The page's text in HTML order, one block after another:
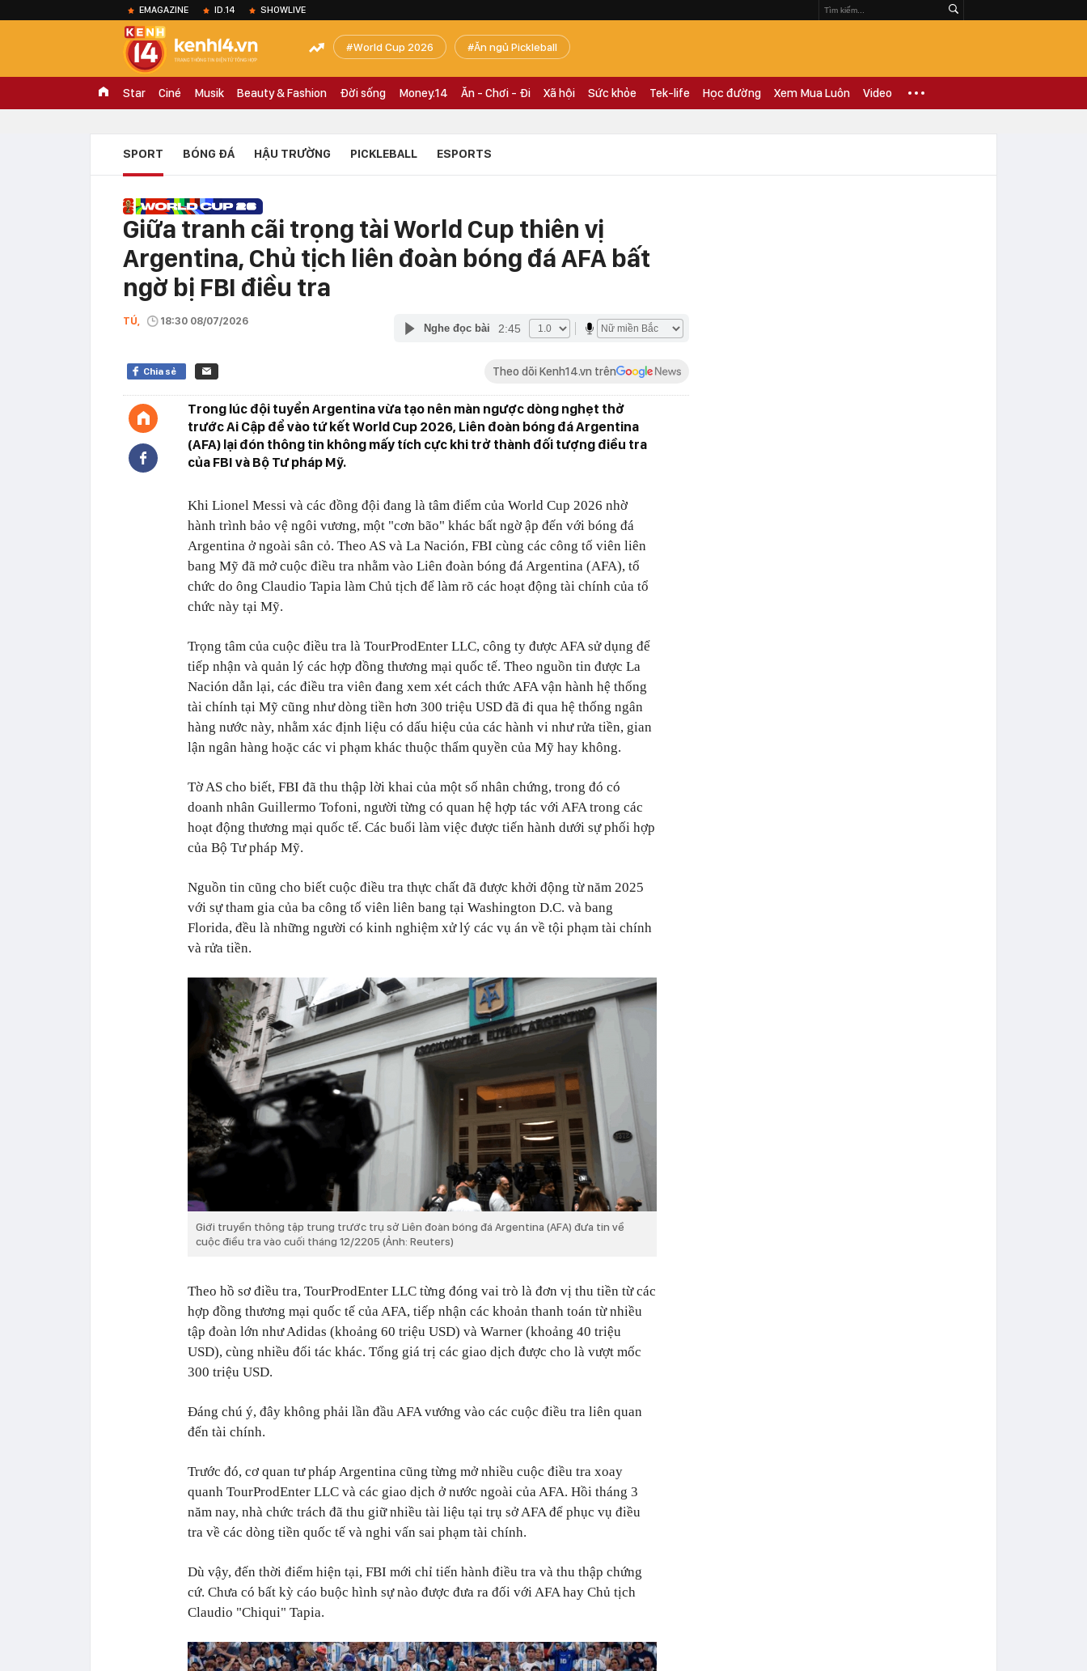
EMAGAZINE ID.14 SHOWLIVE
World Cup 2026 Ăn ngủ Pickleball
Star Ciné Musik Beauty & Fashion Đời sống Money.14 Ăn - Chơi - Đi Xã hội Sức khỏe Tek-life Học đường Xem Mua Luôn Video
SPORT BÓNG ĐÁ HẬU TRƯỜNG PICKLEBALL ESPORTS
Giữa tranh cãi trọng tài World Cup thiên vị
Argentina, Chủ tịch liên đoàn bóng đá AFA bất
ngờ bị FBI điều tra
TÚ, 18:30 08/07/2026
Nghe đọc bài 2:45
Chia sẻ Theo dõi Kenh14.vn trên
Trong lúc đội tuyển Argentina vừa tạo nên màn ngược dòng nghẹt thở
trước Ai Cập để vào tứ kết World Cup 2026, Liên đoàn bóng đá Argentina
(AFA) lại đón thông tin không mấy tích cực khi trở thành đối tượng điều tra
của FBI và Bộ Tư pháp Mỹ.
Khi Lionel Messi và các đồng đội đang là tâm điểm của World Cup 2026 nhờ
hành trình bảo vệ ngôi vương, một "cơn bão" khác bất ngờ ập đến với bóng đá
Argentina ở ngoài sân cỏ. Theo AS và La Nación, FBI cùng các công tố viên liên
bang Mỹ đã mở cuộc điều tra nhằm vào Liên đoàn bóng đá Argentina (AFA), tổ
chức do ông Claudio Tapia làm Chủ tịch để làm rõ các hoạt động tài chính của tổ
chức này tại Mỹ.
Trọng tâm của cuộc điều tra là TourProdEnter LLC, công ty được AFA sử dụng để
tiếp nhận và quản lý các hợp đồng thương mại quốc tế. Theo nguồn tin được La
Nación dẫn lại, các điều tra viên đang xem xét cách thức AFA vận hành hệ thống
tài chính tại Mỹ cũng như dòng tiền hơn 300 triệu USD đã đi qua hệ thống ngân
hàng nước này, nhằm xác định liệu có dấu hiệu của các hành vi như rửa tiền, gian
lận ngân hàng hoặc các vi phạm khác thuộc thẩm quyền của Mỹ hay không.
Tờ AS cho biết, FBI đã thu thập lời khai của một số nhân chứng, trong đó có
doanh nhân Guillermo Tofoni, người từng có quan hệ hợp tác với AFA trong các
hoạt động thương mại quốc tế. Các buổi làm việc được tiến hành dưới sự phối hợp
của Bộ Tư pháp Mỹ.
Nguồn tin cũng cho biết cuộc điều tra thực chất đã được khởi động từ năm 2025
với sự tham gia của ba công tố viên liên bang tại Washington D.C. và bang
Florida, đều là những người có kinh nghiệm xử lý các vụ án về tội phạm tài chính
và rửa tiền.
Giới truyền thông tập trung trước trụ sở Liên đoàn bóng đá Argentina (AFA) đưa tin về
cuộc điều tra vào cuối tháng 12/2205 (Ảnh: Reuters)
Theo hồ sơ điều tra, TourProdEnter LLC từng đóng vai trò là đơn vị thu tiền từ các
hợp đồng thương mại quốc tế của AFA, tiếp nhận các khoản thanh toán từ nhiều
tập đoàn lớn như Adidas (khoảng 60 triệu USD) và Warner (khoảng 40 triệu
USD), cùng nhiều đối tác khác. Tổng giá trị các giao dịch được cho là vượt mốc
300 triệu USD.
Đáng chú ý, đây không phải lần đầu AFA vướng vào các cuộc điều tra liên quan
đến tài chính.
Trước đó, cơ quan tư pháp Argentina cũng từng mở nhiều cuộc điều tra xoay
quanh TourProdEnter LLC và các giao dịch ở nước ngoài của AFA. Hồi tháng 3
năm nay, nhà chức trách đã thu giữ nhiều tài liệu tại trụ sở AFA để phục vụ điều
tra về các dòng tiền quốc tế và nghi vấn sai phạm tài chính.
Dù vậy, đến thời điểm hiện tại, FBI mới chỉ tiến hành điều tra và thu thập chứng
cứ. Chưa có bất kỳ cáo buộc hình sự nào được đưa ra đối với AFA hay Chủ tịch
Claudio "Chiqui" Tapia.